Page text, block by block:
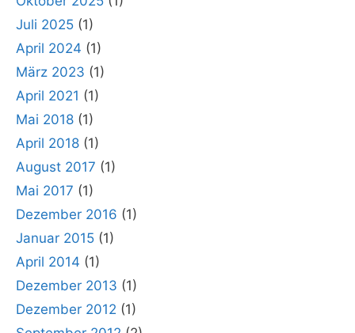
Juli 2025 (1)
April 2024 (1)
März 2023 (1)
April 2021 (1)
Mai 2018 (1)
April 2018 (1)
August 2017 (1)
Mai 2017 (1)
Dezember 2016 (1)
Januar 2015 (1)
April 2014 (1)
Dezember 2013 (1)
Dezember 2012 (1)